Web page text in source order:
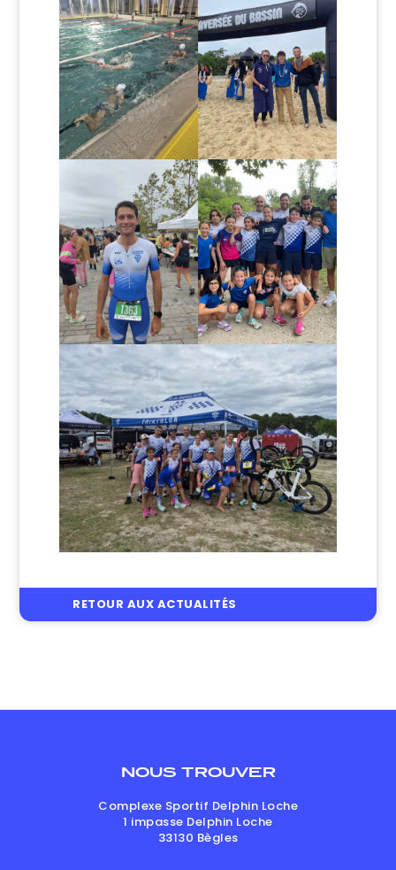
RETOUR AUX ACTUALITÉS
NOUS TROUVER
Complexe Sportif Delphin Loche
1 impasse Delphin Loche
33130 Bègles